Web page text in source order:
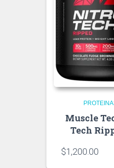
Muscle
Tech
$1,200.00